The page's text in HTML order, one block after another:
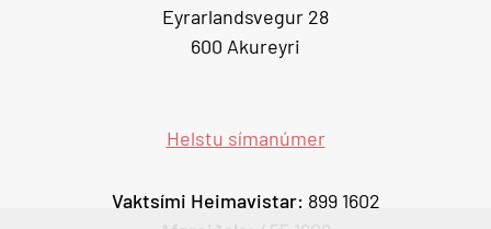
Eyrarlandsvegur 28
600 Akureyri
Helstu símanúmer
Vaktsími Heimavistar: 899 1602